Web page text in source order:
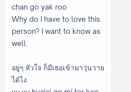
chan go yak roo
Why do I have to love this
person? I want to know as
well.
อยู่ๆ หัวใจ ก็มีเธอเข้ามาวุ่นวาย
ได้ไง